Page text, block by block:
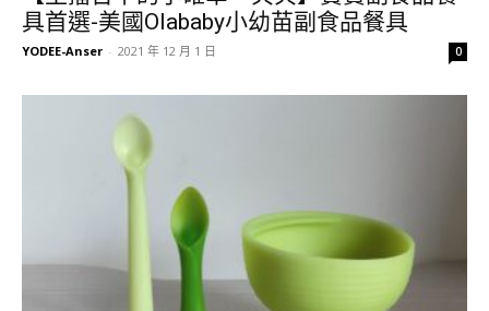
具首選-美國Olababy小幼苗副食品餐具
YODEE-Anser - 2021 年 12 月 1 日 0